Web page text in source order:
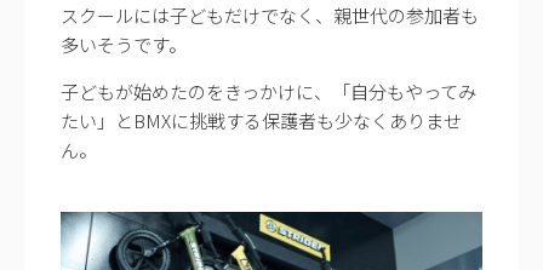
スクールには子どもだけでなく、親世代の参加者も
多いそうです。
子どもが始めたのをきっかけに、「自分もやってみ
たい」とBMXに挑戦する保護者も少なくありませ
ん。